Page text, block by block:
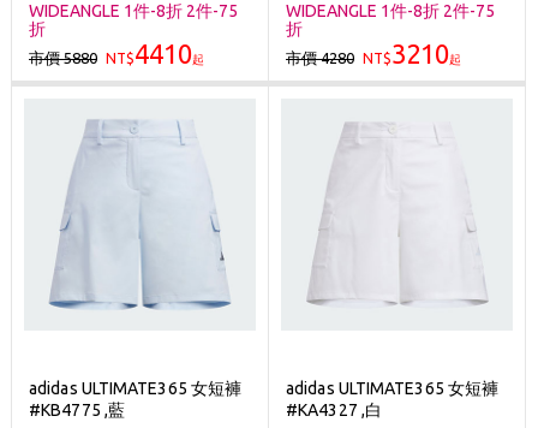
WIDEANGLE 1件-8折 2件-75
折
市價 5880 NT$4410起
WIDEANGLE 1件-8折 2件-75
折
市價 4280 NT$3210起
adidas ULTIMATE365 女短褲
#KB4775 ,藍
adidas ULTIMATE365 女短褲
#KA4327 ,白